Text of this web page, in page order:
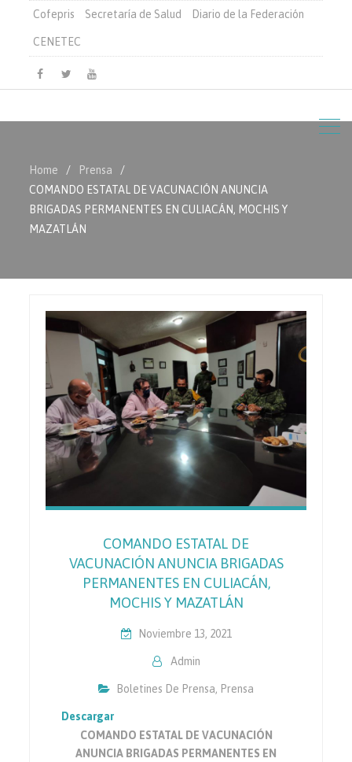
Cofepris Secretaría de Salud Diario de la Federación
CENETEC
Facebook
TwitterYoutube
Home
Prensa
COMANDO ESTATAL DE VACUNACIÓN ANUNCIA
BRIGADAS PERMANENTES EN CULIACÁN, MOCHIS Y
MAZATLÁN
COMANDO ESTATAL DE
VACUNACIÓN ANUNCIA BRIGADAS
PERMANENTES EN CULIACÁN,
MOCHIS Y MAZATLÁN
Noviembre 13, 2021
Admin
Boletines De Prensa, Prensa
Descargar
COMANDO ESTATAL DE VACUNACIÓN
ANUNCIA BRIGADAS PERMANENTES EN